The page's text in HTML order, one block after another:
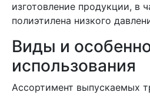
изготовление продукции, в
полиэтилена низкого
Виды и
использования
Ассортимент выпускаемых